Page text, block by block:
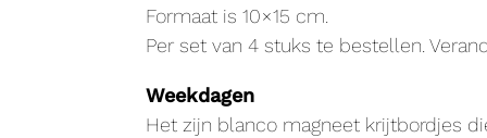
Formaat is 10×15 cm.
Per set van 4 stuks te bestellen.
Weekdagen
Het zijn blanco magneet krijtbordjes